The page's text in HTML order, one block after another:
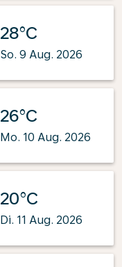
28°C
So. 9 Aug. 2026
26°C
Mo. 10 Aug. 2026
20°C
Di. 11 Aug. 2026